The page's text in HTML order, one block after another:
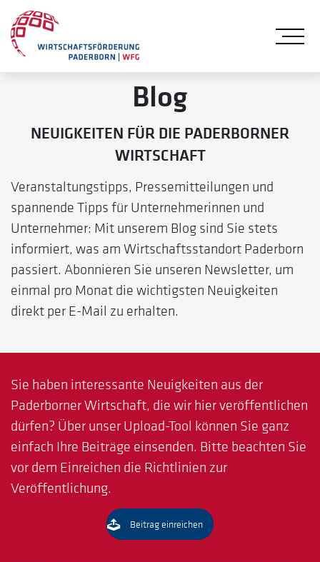
Blog
NEUIGKEITEN FÜR DIE PADERBORNER
WIRTSCHAFT
Veranstaltungstipps, Pressemitteilungen und
spannende Tipps für Unternehmerinnen und
Unternehmer: Mit unserem Blog sind Sie stets
informiert, was am Wirtschaftsstandort Paderborn
passiert. Abonnieren Sie unseren Newsletter, um
einmal pro Monat die wichtigsten Neuigkeiten
direkt per E-Mail zu erhalten.
Sie haben interessante Neuigkeiten aus der
Paderborner Wirtschaft, die wir hier veröffentlichen
dürfen? Über unser Upload-Tool können Sie ganz
einfach Ihre Beiträge einsenden. Bitte beachten Sie
vor dem Einreichen die Richtlinien zur
Veröffentlichung.
Beitrag einreichen